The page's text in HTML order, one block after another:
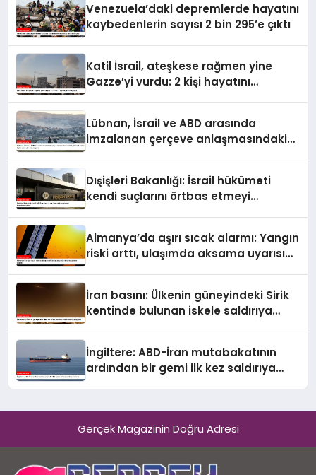
Venezuela’daki depremlerde hayatını
kaybedenlerin sayısı 2 bin 295’e çıktı
Katil İsrail, ateşkese rağmen yine
Gazze’yi vurdu: 2 kişi hayatını
Lübnan, İsrail ve ABD arasında
imzalanan çerçeve anlaşmasındaki
Dışişleri Bakanlığı: İsrail hükümeti
kendi suçlarını örtbas etmeyi
Almanya’da aşırı sıcak alarmı: Yangın
riski arttı, ulaşımda aksama uyarısı
İran basını: Ülkenin güneyindeki Sirik
kentinde bulunan iskele saldırıya
İngiltere: ABD-İran mutabakatının
ardından bir gemi ilk kez saldırıya
Gerçek Magazinin Doğru Adresi